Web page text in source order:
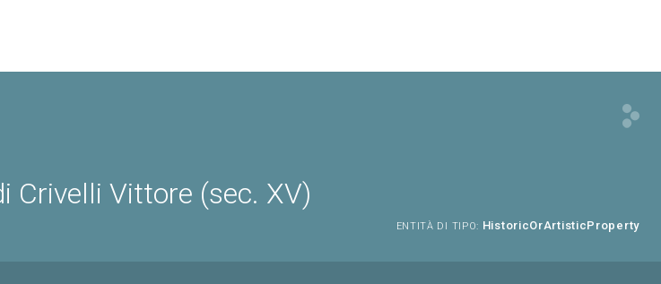
Crivelli Vittore (sec. XV)
ENTITÀ DI TIPO: HistoricOrArtisticProperty